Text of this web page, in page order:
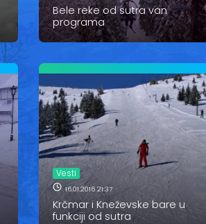
Bele reke od sutra van
programa
Vesti
16.01.2016 21:37
Krčmar i Kneževske bare u
funkciji od sutra